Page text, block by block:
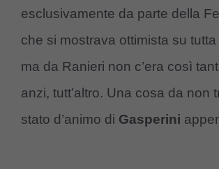
esclusivamente da parte della
che si mostrava ottimista su tutta
ma da Ranieri non c’era così
anzi, tutt’altro. Una cosa da non
stato d’animo di Gasperini